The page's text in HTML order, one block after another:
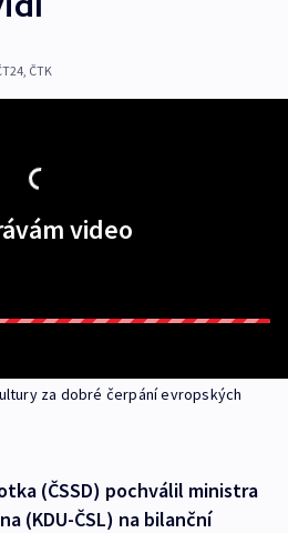
, ČTK
video
za dobré čerpání evropských
(ČSSD) pochválil ministra
(KDU-ČSL) na bilanční